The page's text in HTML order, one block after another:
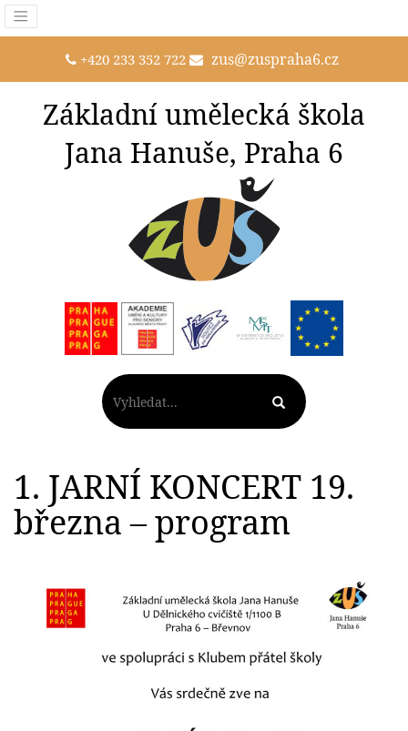
+420 233 352 722 zus@zuspraha6.cz
Základní umělecká škola
Jana Hanuše, Praha 6
1. JARNÍ KONCERT 19.
března – program